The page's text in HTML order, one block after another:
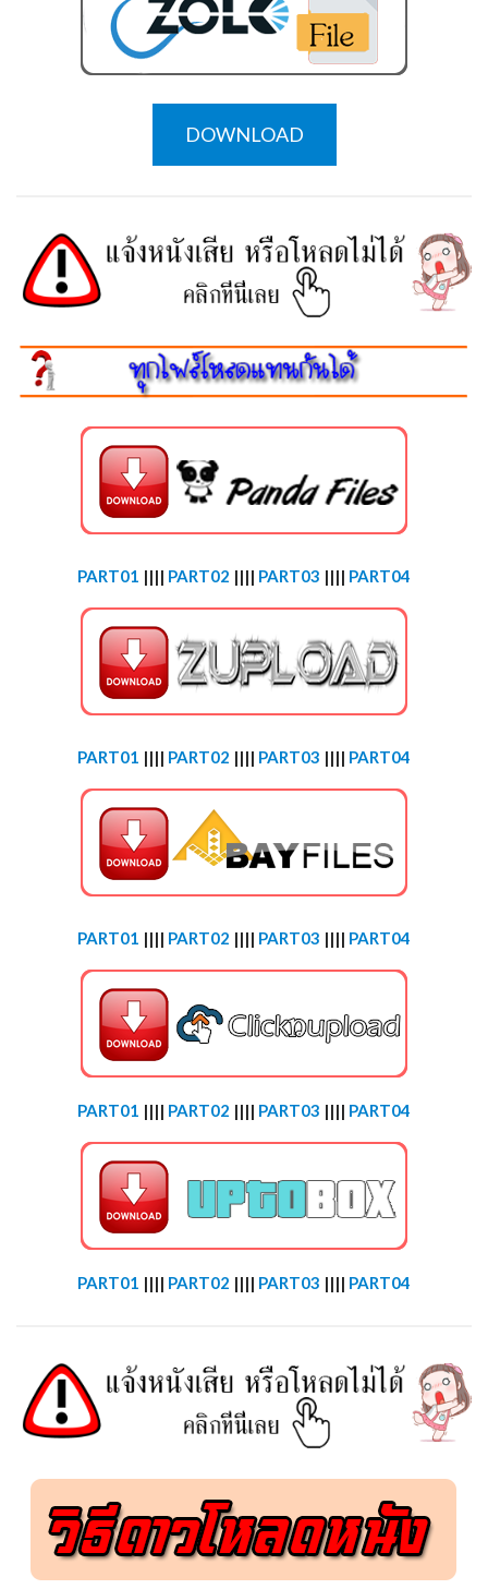
DOWNLOAD
PART01 |||| PART02 |||| PART03 |||| PART04
PART01 |||| PART02 |||| PART03 |||| PART04
PART01 |||| PART02 |||| PART03 |||| PART04
PART01 |||| PART02 |||| PART03 |||| PART04
PART01 |||| PART02 |||| PART03 |||| PART04